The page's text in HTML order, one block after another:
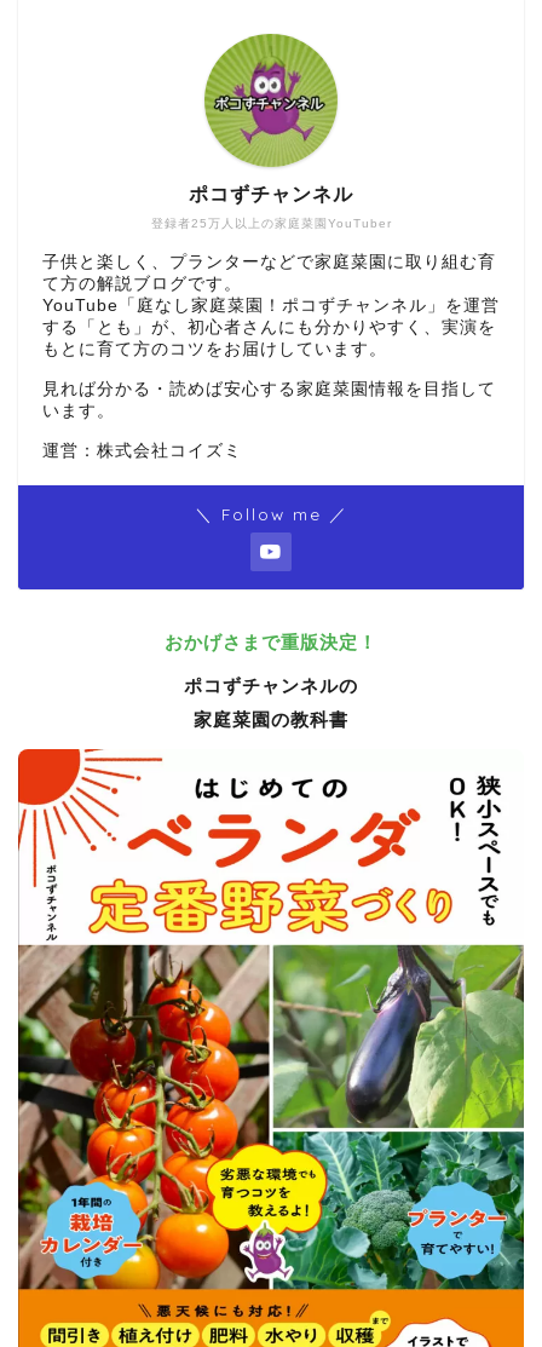
登録者25万人以上の家庭菜園YouTuber
ポコずチャンネル
子供と楽しく、プランターなどで家庭菜園に取り組む育
て方の解説ブログです。
YouTube「庭なし家庭菜園！ポコずチャンネル」を運営
する「とも」が、初心者さんにも分かりやすく、実演を
もとに育て方のコツをお届けしています。
見れば分かる・読めば安心する家庭菜園情報を目指して
います。
運営：株式会社コイズミ
＼ Follow me ／
おかげさまで重版決定！
ポコずチャンネルの
家庭菜園の教科書